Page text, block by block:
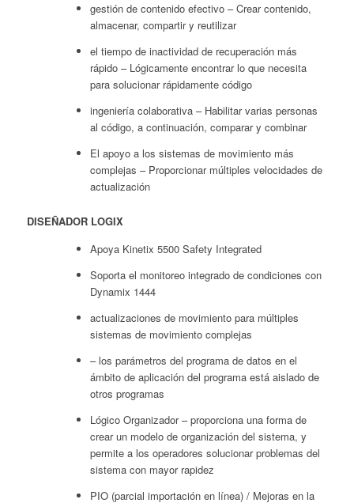
gestión de contenido efectivo – Crear contenido,
almacenar, compartir y reutilizar
el tiempo de inactividad de recuperación más
rápido – Lógicamente encontrar lo que necesita
para solucionar rápidamente código
ingeniería colaborativa – Habilitar varias personas
al código, a continuación, comparar y combinar
El apoyo a los sistemas de movimiento más
complejas – Proporcionar múltiples velocidades de
actualización
DISEÑADOR LOGIX
Apoya Kinetix 5500 Safety Integrated
Soporta el monitoreo integrado de condiciones con
Dynamix 1444
actualizaciones de movimiento para múltiples
sistemas de movimiento complejas
– los parámetros del programa de datos en el
ámbito de aplicación del programa está aislado de
otros programas
Lógico Organizador – proporciona una forma de
crear un modelo de organización del sistema, y
permite a los operadores solucionar problemas del
sistema con mayor rapidez
PIO (parcial importación en línea) / Mejoras en la